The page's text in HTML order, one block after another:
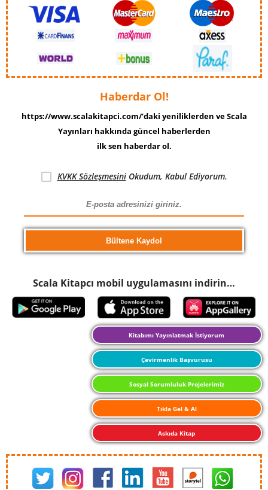
Haberdar Ol!
https://www.scalakitapci.com/’daki yeniliklerden ve Scala
Yayınları hakkında güncel haberlerden
ilk sen haberdar ol.
KVKK SözleşmesiniOkudum, Kabul Ediyorum.
Scala Kitapcı mobil uygulamasını indirin…
Kitabımı Yayınlatmak İstiyorum
Çevirmenlik Başvurusu
Sosyal Sorumluluk Projelerimiz
Tıkla Gel & Al
Askıda Kitap